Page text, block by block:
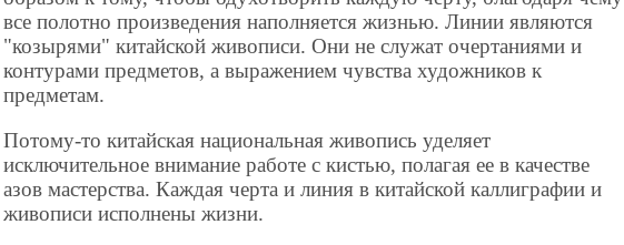
все полотно произведения наполняется жизнью. Линии являются
"козырями" китайской живописи. Они не служат очертаниями и
контурами предметов, а выражением чувства художников к
предметам.
Потому-то китайская национальная живопись уделяет
исключительное внимание работе с кистью, полагая ее в качестве
азов мастерства. Каждая черта и линия в китайской каллиграфии и
живописи исполнены жизни.